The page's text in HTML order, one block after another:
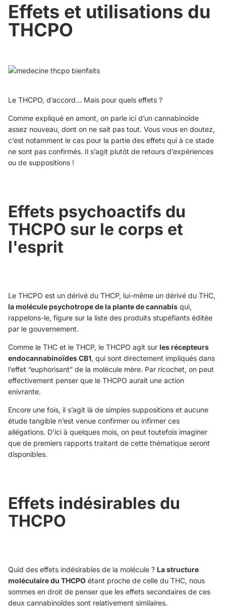
Effets et utilisations du
THCPO
Le THCPO, d’accord… Mais pour quels effets ?
Comme expliqué en amont, on parle ici d’un cannabinoïde
assez nouveau, dont on ne sait pas tout. Vous vous en doutez,
c’est notamment le cas pour la partie des effets qui à ce stade
ne sont pas confirmés. Il s’agit plutôt de retours d’expériences
ou de suppositions !
Effets psychoactifs du
THCPO sur le corps et
l'esprit
Le THCPO est un dérivé du THCP, lui-même un dérivé du THC,
la molécule psychotrope de la plante de cannabis qui,
rappelons-le, figure sur la liste des produits stupéfiants éditée
par le gouvernement.
Comme le THC et le THCP, le THCPO agit sur les récepteurs
endocannabinoïdes CB1, qui sont directement impliqués dans
l’effet “euphorisant” de la molécule mère. Par ricochet, on peut
effectivement penser que le THCPO aurait une action
enivrante.
Encore une fois, il s’agit là de simples suppositions et aucune
étude tangible n’est venue confirmer ou infirmer ces
allégations. D’ici à quelques mois, on peut toutefois imaginer
que de premiers rapports traitant de cette thématique seront
disponibles.
Effets indésirables du
THCPO
Quid des effets indésirables de la molécule ? La structure
moléculaire du THCPO étant proche de celle du THC, nous
sommes en droit de penser que les effets secondaires de ces
deux cannabinoïdes sont relativement similaires.